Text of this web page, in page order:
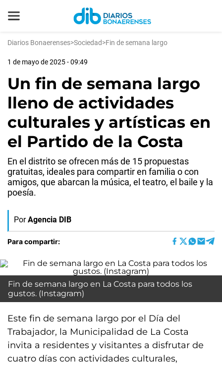
Diarios Bonaerenses>Sociedad>Fin de semana largo
1 de mayo de 2025 - 09:49
Un fin de semana largo
lleno de actividades
culturales y artísticas en
el Partido de la Costa
En el distrito se ofrecen más de 15 propuestas
gratuitas, ideales para compartir en familia o con
amigos, que abarcan la música, el teatro, el baile y la
poesía.
Por Agencia DIB
Para compartir:
Fin de semana largo en La Costa para todos los
gustos. (Instagram)
Este fin de semana largo por el Día del
Trabajador, la Municipalidad de La Costa
invita a residentes y visitantes a disfrutar de
cuatro días con actividades culturales,